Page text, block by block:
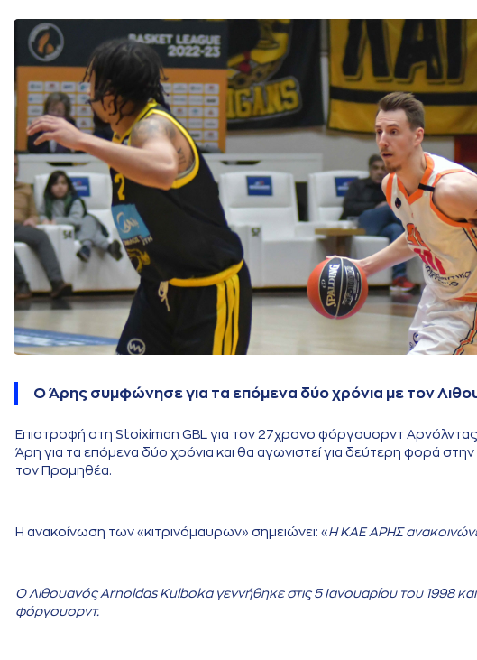
Ο Άρης συμφώνησε για τα επόμενα δύο χρόνια με τον
Επιστροφή στη Stoiximan GBL για τον 27χρονο φόργουορντ
Άρη για τα επόμενα δύο χρόνια και θα αγωνιστεί για δεύτερη φορά
τον Προμηθέα.
Η ανακοίνωση των «κιτρινόμαυρων» σημειώνει: «Η ΚΑΕ ΑΡΗΣ
Ο Λιθουανός Arnoldas Kulboka γεννήθηκε στις 5 Ιανουαρίου του 1998
φόργουορντ.